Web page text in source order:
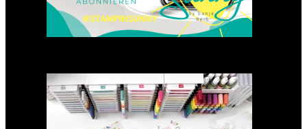
GANZ NEU: Scrapbooking
Club 2025
21. Januar 2025